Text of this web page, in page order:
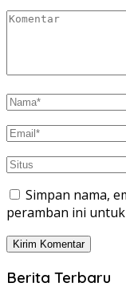
Simpan nama,
peramban ini
Berita Terbaru